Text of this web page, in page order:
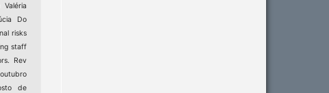
Do
risks
staff
Rev
de